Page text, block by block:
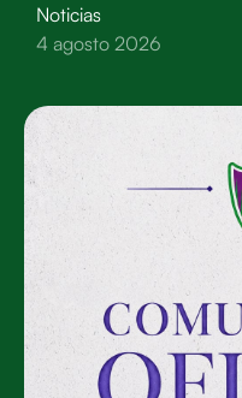
Noticias
4 agosto 2026